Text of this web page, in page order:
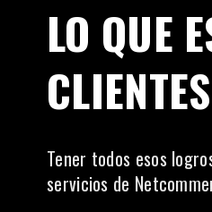
LO QUE
CLIENTES
Tener todos esos
servicios de